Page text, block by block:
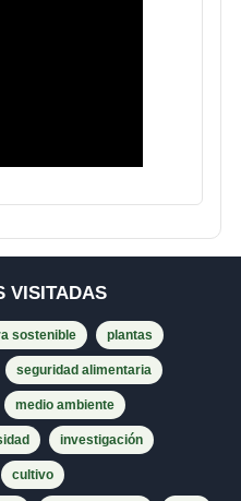
VISITADAS
sostenible plantas
seguridad alimentaria
medio ambiente
investigación
cultivo